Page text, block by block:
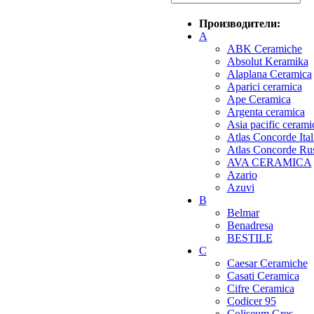
Производители:
A
ABK Ceramiche
Absolut Keramika
Alaplana Ceramica
Aparici ceramica
Ape Ceramica
Argenta ceramica
Asia pacific
Atlas Concorde
Atlas Concorde
AVA CERAMICA
Azario
Azuvi
B
Belmar
Benadresa
BESTILE
C
Caesar Ceramiche
Casati Ceramica
Cifre Ceramica
Codicer 95